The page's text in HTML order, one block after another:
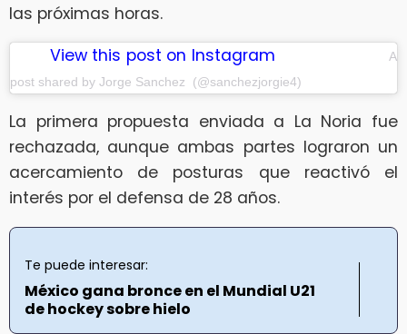
las próximas horas.
View this post on Instagram
A
post shared by Jorge Sanchez (@sanchezjorgie4)
La primera propuesta enviada a La Noria fue
rechazada, aunque ambas partes lograron un
acercamiento de posturas que reactivó el
interés por el defensa de 28 años.
Te puede interesar:
México gana bronce en el Mundial U21
de hockey sobre hielo